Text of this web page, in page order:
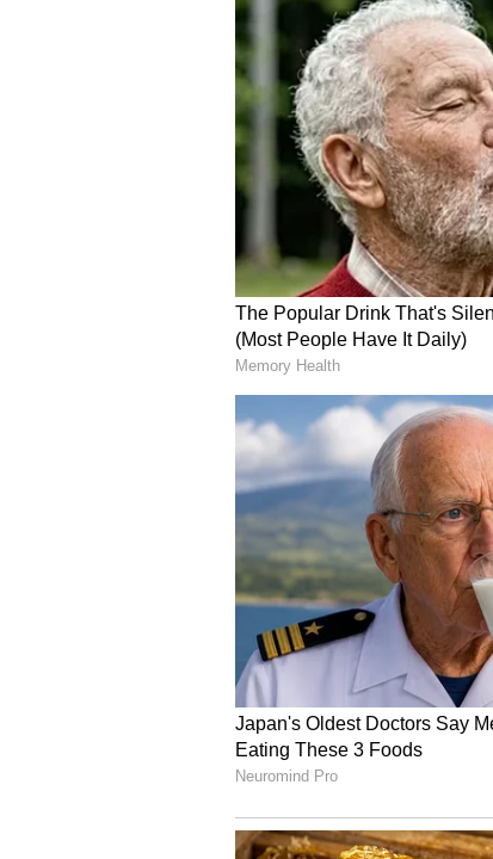
ಕೊಡಗು - ರೂ. 103.64
ಕೋಲಾರ - ರೂ. 101.64
ಕೊಪ್ಪಳ - ರೂ. 103.13
ಮಂಡ್ಯ - ರೂ. 101.78
ಮೈಸೂರು - ರೂ. 101.50
ರಾಯಚೂರು - ರೂ. 102.29
ರಾಮನಗರ - ರೂ. 102.25
ಶಿವಮೊಗ್ಗ - ರೂ. 103.48
ತುಮಕೂರು - ರೂ. 102.45
ಉಡುಪಿ - ರೂ. 101.46
ಉತ್ತರ ಕನ್ನಡ - ರೂ. 102.54
ಯಾದಗಿರಿ - ರೂ. 102.43
ಕರ್ನಾಟಕದ ಜಿಲ್ಲೆಗಳಲ್ಲಿ ಡಿಸೇಲ್ ದರ
ಬಾಗಲಕೋಟೆ - 88.41
ಬೆಂಗಳೂರು - 87.89
ಬೆಂಗಳೂರು ಗ್ರಾಮಾಂತರ - 87.57